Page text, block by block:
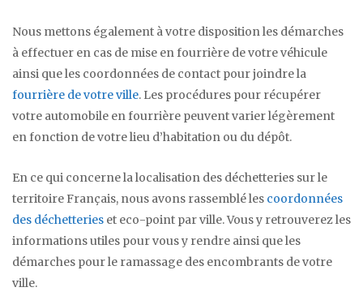
Nous mettons également à votre disposition les démarches
à effectuer en cas de mise en fourrière de votre véhicule
ainsi que les coordonnées de contact pour joindre la
fourrière de votre ville. Les procédures pour récupérer
votre automobile en fourrière peuvent varier légèrement
en fonction de votre lieu d’habitation ou du dépôt.
En ce qui concerne la localisation des déchetteries sur le
territoire Français, nous avons rassemblé les coordonnées
des déchetteries et eco-point par ville. Vous y retrouverez les
informations utiles pour vous y rendre ainsi que les
démarches pour le ramassage des encombrants de votre
ville.